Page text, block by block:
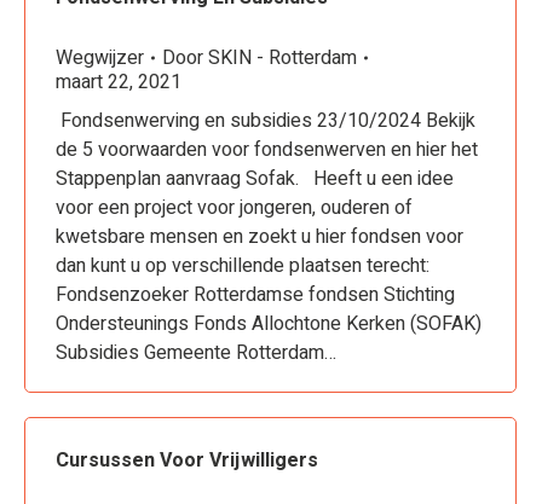
Wegwijzer DoorSKIN - Rotterdam
maart 22, 2021
Fondsenwerving en subsidies 23/10/2024 Bekijk
de 5 voorwaarden voor fondsenwerven en hier het
Stappenplan aanvraag Sofak. Heeft u een idee
voor een project voor jongeren, ouderen of
kwetsbare mensen en zoekt u hier fondsen voor
dan kunt u op verschillende plaatsen terecht:
Fondsenzoeker Rotterdamse fondsen Stichting
Ondersteunings Fonds Allochtone Kerken (SOFAK)
Subsidies Gemeente Rotterdam…
Cursussen Voor Vrijwilligers